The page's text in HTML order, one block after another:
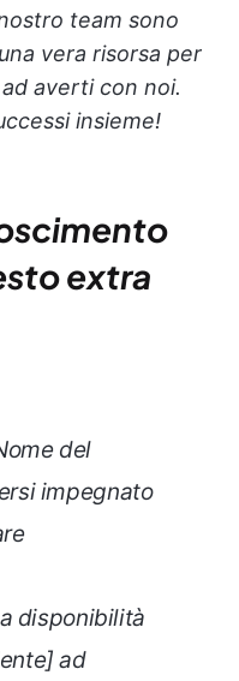
team sono
vera risorsa per
averti con noi.
insieme!
extra
del
impegnato
disponibilità
ad